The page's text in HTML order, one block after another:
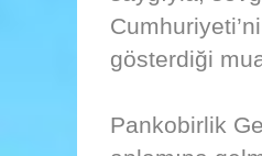
gösterdiği
Pankobirlik